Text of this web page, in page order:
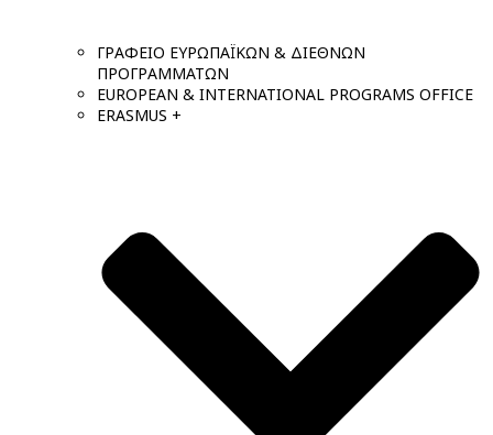
ΓΡΑΦΕΙΟ ΕΥΡΩΠΑΪΚΩΝ & ΔΙΕΘΝΩΝ
ΠΡΟΓΡΑΜΜΑΤΩΝ
EUROPEAN & INTERNATIONAL PROGRAMS OFFICE
ERASMUS +